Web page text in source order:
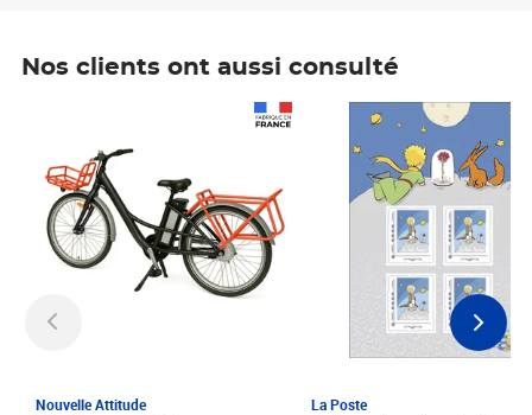
Nos clients ont aussi consulté
Nouvelle Attitude La Poste
Prix 6,25€ HT